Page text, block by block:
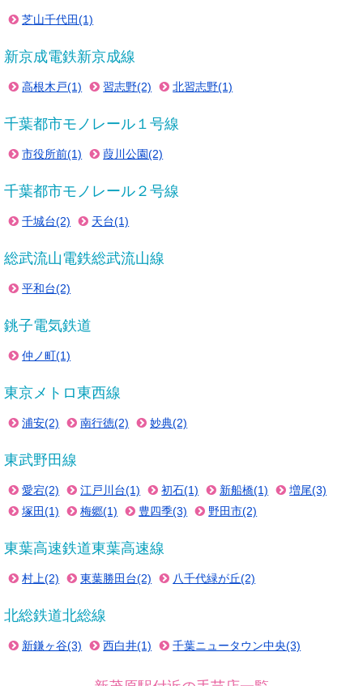
芝山千代田(1)
新京成電鉄新京成線
高根木戸(1) 習志野(2) 北習志野(1)
千葉都市モノレール１号線
市役所前(1) 葭川公園(2)
千葉都市モノレール２号線
千城台(2) 天台(1)
総武流山電鉄総武流山線
平和台(2)
銚子電気鉄道
仲ノ町(1)
東京メトロ東西線
浦安(2) 南行徳(2) 妙典(2)
東武野田線
愛宕(2) 江戸川台(1) 初石(1) 新船橋(1)
増尾(3)
塚田(1)
梅郷(1) 豊四季(3) 野田市(2)
東葉高速鉄道東葉高速線
村上(2) 東葉勝田台(2) 八千代緑が丘(2)
北総鉄道北総線
新鎌ヶ谷(3) 西白井(1) 千葉ニュータウン中央(3)